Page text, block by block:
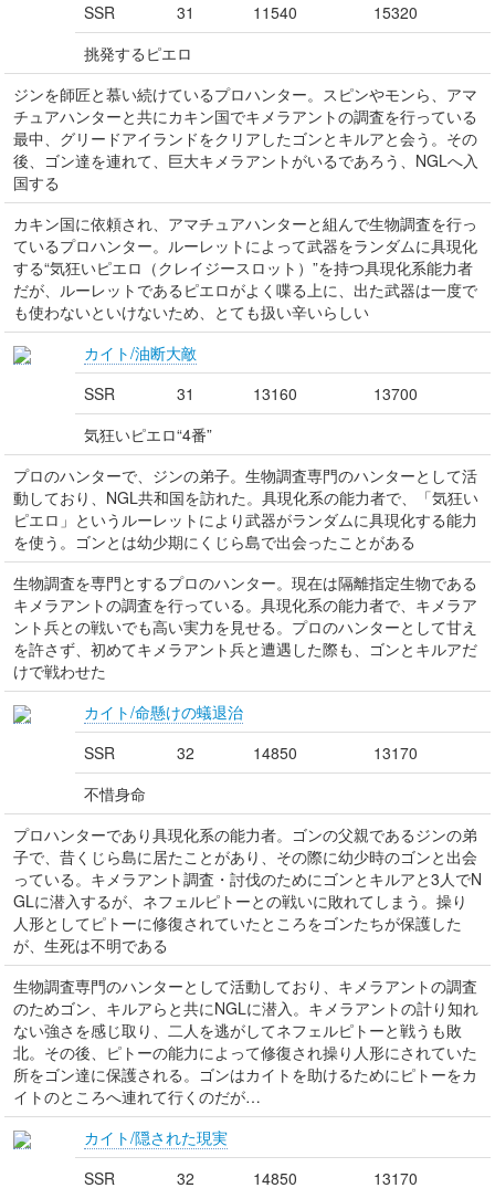
SSR
31 11540
15320
挑発するピエロ
ジンを師匠と慕い続けているプロハンター。スピンやモンら、アマ
チュアハンターと共にカキン国でキメラアントの調査を行っている
最中、グリードアイランドをクリアしたゴンとキルアと会う。その
後、ゴン達を連れて、巨大キメラアントがいるであろう、NGLへ入
国する
カキン国に依頼され、アマチュアハンターと組んで生物調査を行っ
ているプロハンター。ルーレットによって武器をランダムに具現化
する“気狂いピエロ（クレイジースロット）”を持つ具現化系能力者
だが、ルーレットであるピエロがよく喋る上に、出た武器は一度で
も使わないといけないため、とても扱い辛いらしい
カイト/油断大敵
SSR
31 13160
13700
気狂いピエロ“4番”
プロのハンターで、ジンの弟子。生物調査専門のハンターとして活
動しており、NGL共和国を訪れた。具現化系の能力者で、「気狂い
ピエロ」というルーレットにより武器がランダムに具現化する能力
を使う。ゴンとは幼少期にくじら島で出会ったことがある
生物調査を専門とするプロのハンター。現在は隔離指定生物である
キメラアントの調査を行っている。具現化系の能力者で、キメラア
ント兵との戦いでも高い実力を見せる。プロのハンターとして甘え
を許さず、初めてキメラアント兵と遭遇した際も、ゴンとキルアだ
けで戦わせた
カイト/命懸けの蟻退治
SSR
32 14850
13170
不惜身命
プロハンターであり具現化系の能力者。ゴンの父親であるジンの弟
子で、昔くじら島に居たことがあり、その際に幼少時のゴンと出会
っている。キメラアント調査・討伐のためにゴンとキルアと3人でN
GLに潜入するが、ネフェルピトーとの戦いに敗れてしまう。操り
人形としてピトーに修復されていたところをゴンたちが保護した
が、生死は不明である
生物調査専門のハンターとして活動しており、キメラアントの調査
のためゴン、キルアらと共にNGLに潜入。キメラアントの計り知れ
ない強さを感じ取り、二人を逃がしてネフェルピトーと戦うも敗
北。その後、ピトーの能力によって修復され操り人形にされていた
所をゴン達に保護される。ゴンはカイトを助けるためにピトーをカ
イトのところへ連れて行くのだが…
カイト/隠された現実
SSR
32 14850 13170